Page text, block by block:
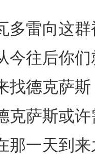
雷向这群
今往后你
找德克萨
克萨斯或
那一天到